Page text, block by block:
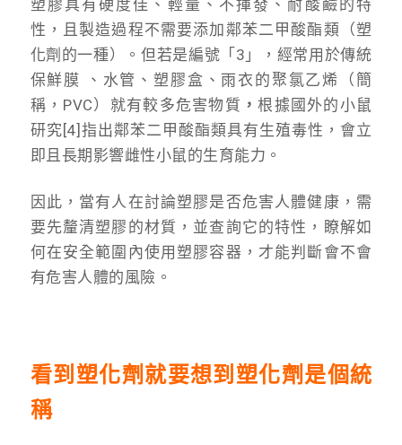
塑膠具有硬度佳、輕量、不揮發、耐酸鹼的特
性，且製造過程不需要添加鄰苯二甲酸酯類（塑
化劑的一種）。但若是編號「3」，經常用於傳統
保鮮膜 、水管、塑膠盒、雨衣的聚氯乙烯（簡
稱，PVC）就有較多危害物質 ，根據國外的小鼠
研究[4]指出鄰苯二甲酸酯類具有生殖毒性，會立
即且長期影響雌性小鼠的生育能力。
因此，當有人在討論塑膠是否危害人體健康，需
要先釐清塑膠的材質，並查詢它的特性，瞭解如
何在安全範圍內使用塑膠容器，才能判斷會不會
有危害人體的風險。
看到塑化劑就要想到塑化劑 是個統
稱